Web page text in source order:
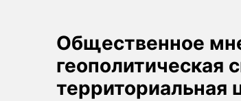
Общественное
геополитическая
территориальная